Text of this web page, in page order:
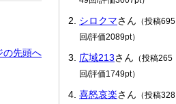
の先頭へ
シロクマさん （投稿695
回/評価2089pt）
広域213さん （投稿265
回/評価1749pt）
喜怒哀楽さん （投稿328